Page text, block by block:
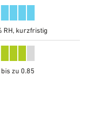
RH, kurzfristig
bis zu 0.85